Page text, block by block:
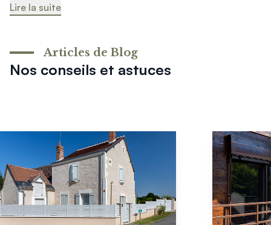
Lire la suite
Nos conseils et astuces
Articles de Blog